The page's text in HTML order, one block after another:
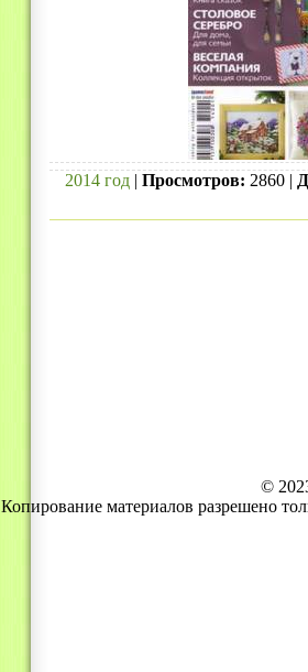
2014 год| Просмотров: 2860 |
©
Копирование материалов разрешено